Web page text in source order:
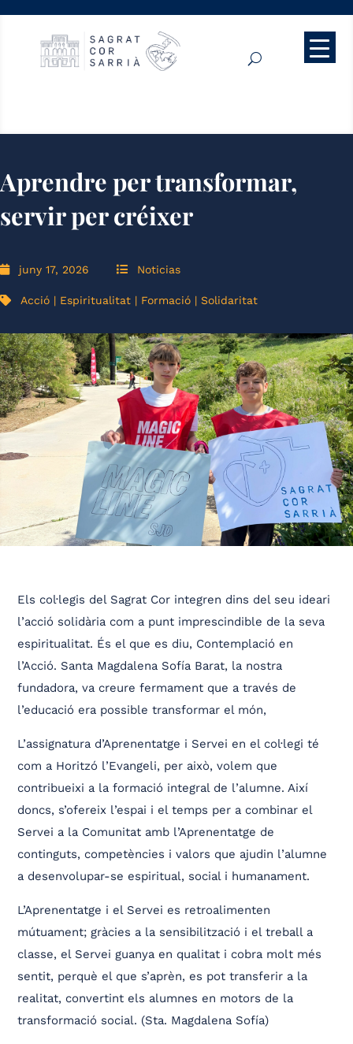
Aprendre per transformar,
servir per créixer
juny 17, 2026 Noticias
Acció | Espiritualitat | Formació | Solidaritat
Els col·legis del Sagrat Cor integren dins del seu ideari
l’acció solidària com a punt imprescindible de la seva
espiritualitat. És el que es diu, Contemplació en
l’Acció. Santa Magdalena Sofía Barat, la nostra
fundadora, va creure fermament que a través de
l’educació era possible transformar el món,
L’assignatura d’Aprenentatge i Servei en el col·legi té
com a Horitzó l’Evangeli, per això, volem que
contribueixi a la formació integral de l’alumne. Així
doncs, s’ofereix l’espai i el temps per a combinar el
Servei a la Comunitat amb l’Aprenentatge de
continguts, competències i valors que ajudin l’alumne
a desenvolupar-se espiritual, social i humanament.
L’Aprenentatge i el Servei es retroalimenten
mútuament; gràcies a la sensibilització i el treball a
classe, el Servei guanya en qualitat i cobra molt més
sentit, perquè el que s’aprèn, es pot transferir a la
realitat, convertint els alumnes en motors de la
transformació social. (Sta. Magdalena Sofía)